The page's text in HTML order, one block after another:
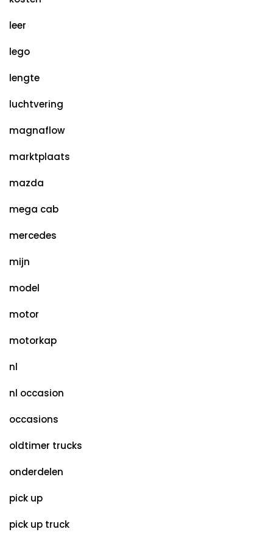
leer
lego
lengte
luchtvering
magnaflow
marktplaats
mazda
mega cab
mercedes
mijn
model
motor
motorkap
nl
nl occasion
occasions
oldtimer trucks
onderdelen
pick up
pick up truck